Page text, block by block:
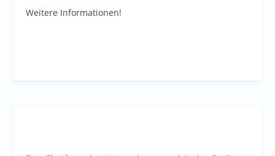
Weitere Informationen!